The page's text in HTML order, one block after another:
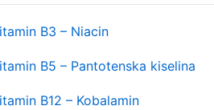
B3 – Niacin
B5 – Pantotenska kiselina
B12 – Kobalamin